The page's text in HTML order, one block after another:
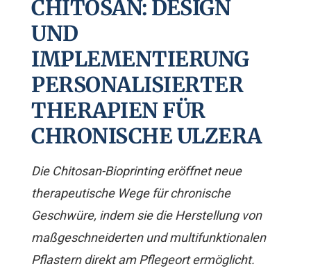
CHITOSAN: DESIGN
UND
IMPLEMENTIERUNG
PERSONALISIERTER
THERAPIEN FÜR
CHRONISCHE ULZERA
Die Chitosan-Bioprinting eröffnet neue
therapeutische Wege für chronische
Geschwüre, indem sie die Herstellung von
maßgeschneiderten und multifunktionalen
Pflastern direkt am Pflegeort ermöglicht.